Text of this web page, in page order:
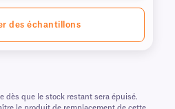
des échantillons
dès que le stock restant sera épuisé.